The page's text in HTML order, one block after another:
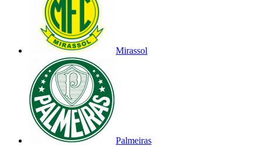
Mirassol
Palmeiras